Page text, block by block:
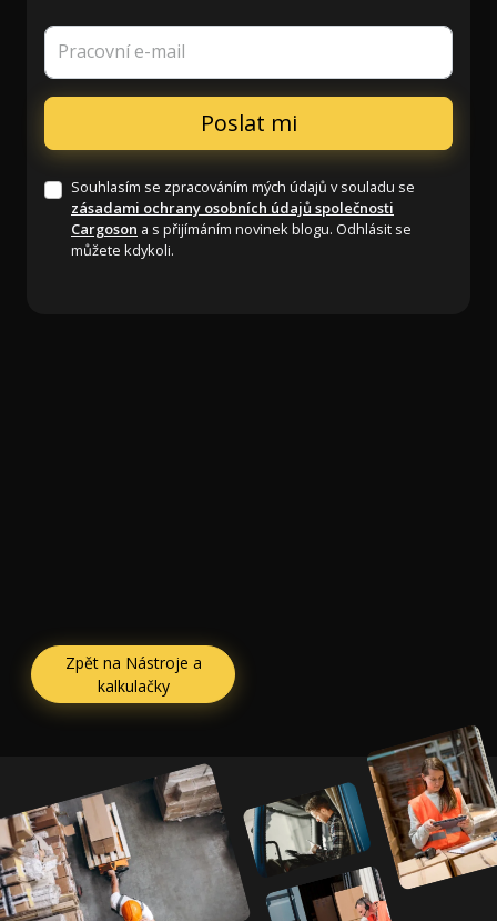
Pracovní e-mail
Souhlasím se zpracováním mých údajů v souladu se
zásadami ochrany osobních údajů společnosti
Cargoson a s přijímáním novinek blogu. Odhlásit se
můžete kdykoli.
Zpět na Nástroje a
kalkulačky